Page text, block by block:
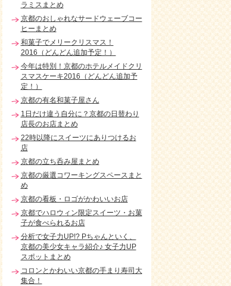
ラミスまとめ
京都のおしゃれなサードウェーブコー
ヒーまとめ
和菓子でメリークリスマス！
2016（どんどん追加予定！）
今年は特別！京都のホテルメイドクリ
スマスケーキ2016（どんどん追加予
定！）
京都の有名和菓子屋さん
1日だけ違う自分に？京都の日替わり
店長のお店まとめ
22時以降にスイーツにありつけるお
店
京都の立ち呑み屋まとめ
京都の厳選コワーキングスペースまと
め
京都の看板・ロゴがかわいいお店
京都でハロウィン限定スイーツ・お菓
子が食べられるお店
分析で女子力UP!? Pちゃんといく、
京都の美少女キャラ紹介♪ 女子力UP
スポットまとめ
コロンとかわいい京都の手まり寿司大
集合！